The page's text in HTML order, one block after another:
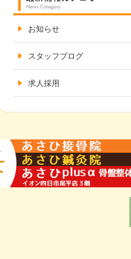
お知らせ
スタッフブログ
求人採用